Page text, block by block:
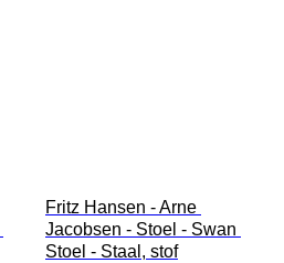
Fritz Hansen - Arne
Jacobsen - Stoel - Swan
Stoel - Staal, stof